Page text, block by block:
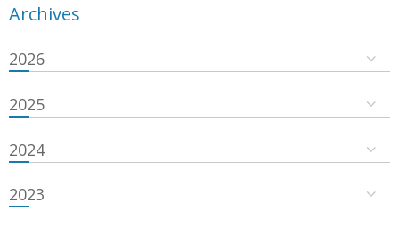
Archives
2026
2025
2024
2023